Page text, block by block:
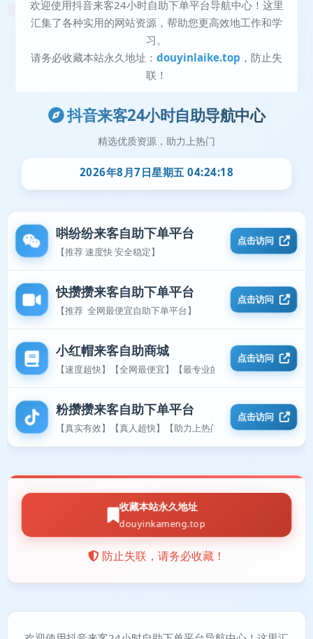
抖音来客24小时自助导航中心
精选优质资源，助力上热门
2026年8月7日星期五 04:24:18
唞纷纷来客自助下单平台
【推荐 速度快 安全稳定】
点击访问
快攒攒来客自助下单平台
【推荐 全网最便宜自助下单平台】
点击访问
小红帽来客自助商城
【速度超快】【全网最便宜】【最专业的平台】
点击访问
粉攒攒来客自助下单平台
【真实有效】【真人超快】【助力上热门】
点击访问
收藏本站永久地址
douyinkameng.top
防止失联，请务必收藏！